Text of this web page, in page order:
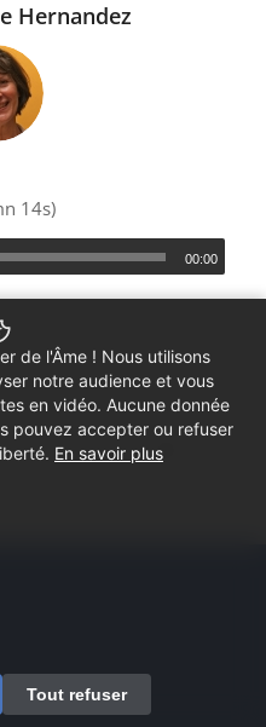
Hernandez
14s)
00:00
de l'Âme ! Nous utilisons
notre audience et vous
en vidéo. Aucune donnée
pouvez accepter ou refuser
En savoir plus
Tout refuser